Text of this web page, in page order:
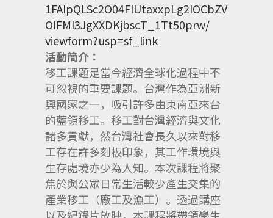
1FAIpQLSc2O04FlUtaxxpLg2IOCbZV
OIFMI3JgXXDKjbscT_1Tt50prw/
viewform?usp=sf_link
活動簡介：
移工課題是當今經濟全球化過程中不
可忽視的重要課題。 台灣作為亞洲新
興國家之一，吸引許多由東南亞來台
的藍領移工。 移工對台灣經濟與文化
諸多貢獻， 然台灣社會長久以來對移
工存在許多刻板印象， 其工作環境與
生存處境亦少為人知。 本次課程將聚
焦於與公眾日常生活較少產生交集的
產業移工（廠工及漁工）。透過講座